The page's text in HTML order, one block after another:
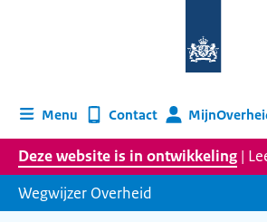
homepage
Menu Contact
Deze website is in ontwikkeling |
Wegwijzer Overheid